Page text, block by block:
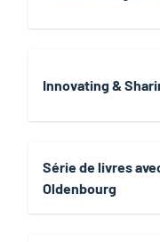
Innovating &
Série de livres
Oldenbourg